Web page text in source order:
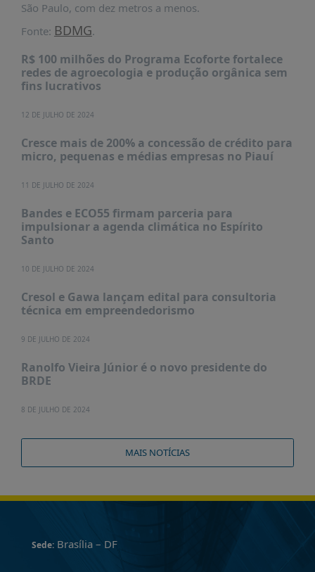
LIVROS
ESTUDOS
NOTÍCIAS
PRÊMIO
BID
ABDE
DE
+
CONTATO
São Paulo, com dez metros a menos.
Fonte: BDMG.
R$ 100 milhões do Programa Ecoforte fortalece
redes de agroecologia e produção orgânica sem
fins lucrativos
12 DE JULHO DE 2024
Cresce mais de 200% a concessão de crédito para
micro, pequenas e médias empresas no Piauí
11 DE JULHO DE 2024
Bandes e ECO55 firmam parceria para
impulsionar a agenda climática no Espírito
Santo
10 DE JULHO DE 2024
Cresol e Gawa lançam edital para consultoria
técnica em empreendedorismo
9 DE JULHO DE 2024
Ranolfo Vieira Júnior é o novo presidente do
BRDE
8 DE JULHO DE 2024
MAIS NOTÍCIAS
Sede:Brasília – DF